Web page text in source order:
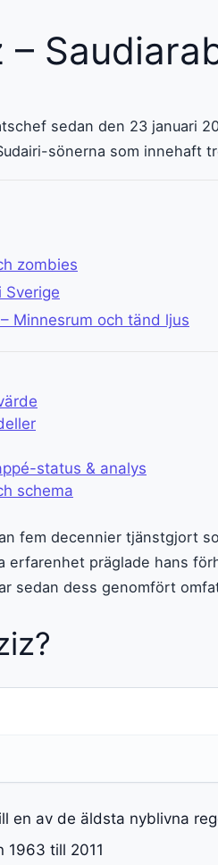
sedan den 23
sönerna som innehaft
zombies
Sverige
Minnesrum och tänd ljus
status & analys
schema
fem decennier tjänstgjort
erfarenhet präglade hans
sedan dess genomfört
en av de äldsta nyblivna
1963 till 2011